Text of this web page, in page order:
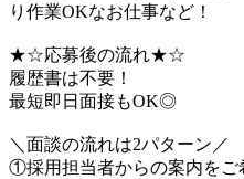
り作業OKなお仕事など！
★☆応募後の流れ★☆
履歴書は不要！
最短即日面接もOK◎
＼面談の流れは2パターン／
①採用担当者からの案内をご